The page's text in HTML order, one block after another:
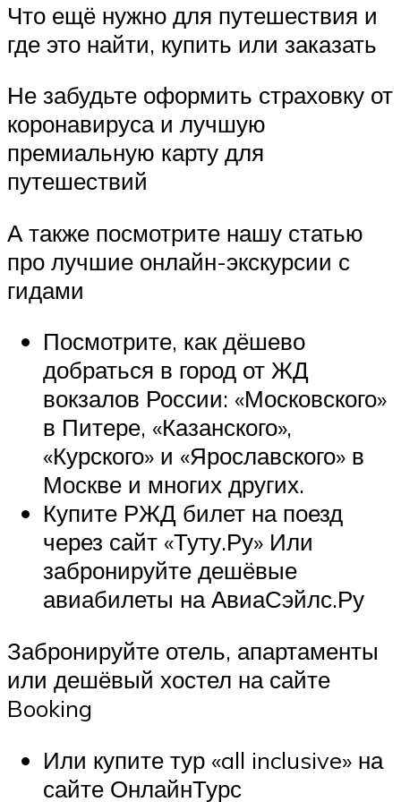
Что ещё нужно для путешествия и
где это найти, купить или заказать
Не забудьте оформить страховку от
коронавируса и лучшую
премиальную карту для
путешествий
А также посмотрите нашу статью
про лучшие онлайн-экскурсии с
гидами
Посмотрите, как дёшево
добраться в город от ЖД
вокзалов России: «Московского»
в Питере, «Казанского»,
«Курского» и «Ярославского» в
Москве и многих других.
Купите РЖД билет на поезд
через сайт «Туту.Ру» Или
забронируйте дешёвые
авиабилеты на АвиаСэйлс.Ру
Забронируйте отель, апартаменты
или дешёвый хостел на сайте
Booking
Или купите тур «all inclusive» на
сайте ОнлайнТурс